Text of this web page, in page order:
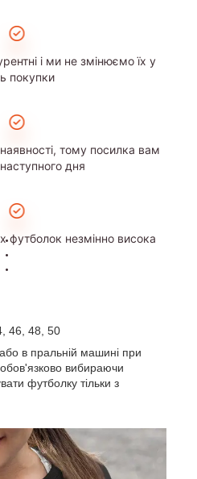
і ми не змінюємо їх у
покупки
тому посилка вам
дня
футболок незмінно висока
46, 48, 50
в пральній машині при
вибираючи
футболку тільки з